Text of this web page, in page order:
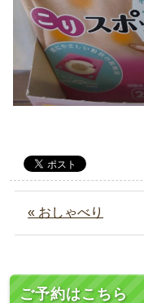
« おしゃべり
ご予約はこちら